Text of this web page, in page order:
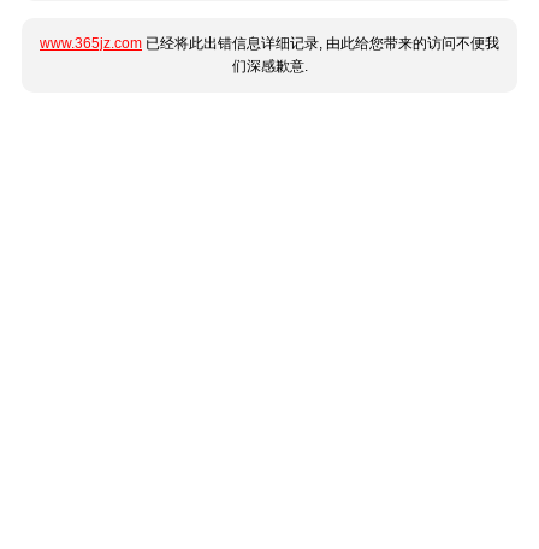
www.365jz.com 已经将此出错信息详细记录, 由此给您带来的访问不便我
们深感歉意.